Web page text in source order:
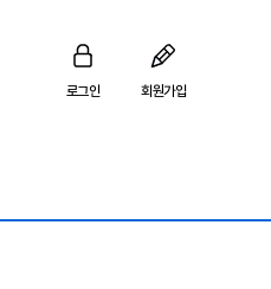
로그인 회원가입